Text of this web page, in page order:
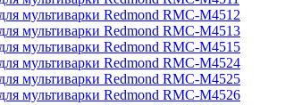
мультиварки Redmond RMC-M4512
мультиварки Redmond RMC-M4513
мультиварки Redmond RMC-M4515
мультиварки Redmond RMC-M4524
мультиварки Redmond RMC-M4525
мультиварки Redmond RMC-M4526